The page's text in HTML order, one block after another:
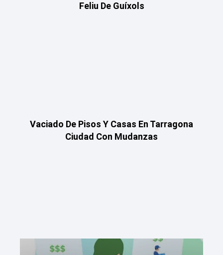
Feliu De Guíxols
Vaciado De Pisos Y Casas En Tarragona
Ciudad Con Mudanzas